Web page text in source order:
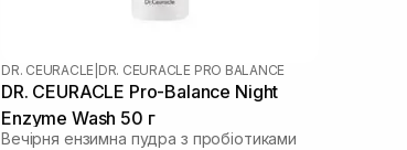
DR. CEURACLE DR. CEURACLE PRO BALANCE
DR. CEURACLE Pro-Balance Night
Enzyme Wash 50 г
Вечірня ензимна пудра з пробіотиками